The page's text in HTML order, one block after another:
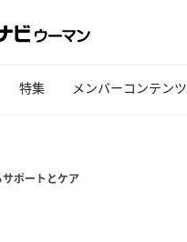
特集 メンバーコンテンツ
ポートとケア